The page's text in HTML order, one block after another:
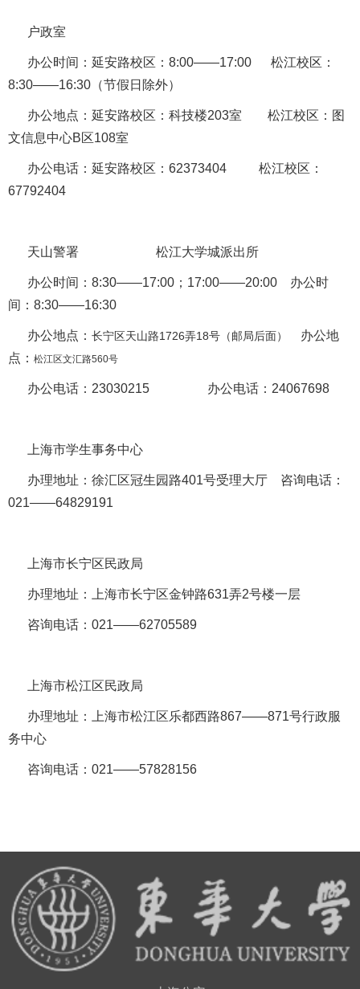
户政室
办公时间：延安路校区： 8:00——17:00
松江校区：
8:30——16:30 （节假日除外）
办公地点：延安路校区：科技楼203室
松江校区：图
文信息中心B区108室
办公电话：延安路校区： 62373404
松江校区：
67792404
天山警署 松江大学城派出所
办公时间： 8:30——17:00 ； 17:00——20:00
办公时
间： 8:30——16:30
办公地点： 长宁区天山路1726弄18号（邮局后面）
办公地
点： 松江区文汇路560号
办公电话： 23030215 办公电话： 24067698
上海市学生事务中心
办理地址：徐汇区冠生园路401号受理大厅
咨询电话：
021——64829191
上海市长宁区民政局
办理地址：上海市长宁区金钟路631弄2号楼一层
咨询电话： 021——62705589
上海市松江区民政局
办理地址：上海市松江区乐都西路867——871号行政服
务中心
咨询电话： 021——57828156